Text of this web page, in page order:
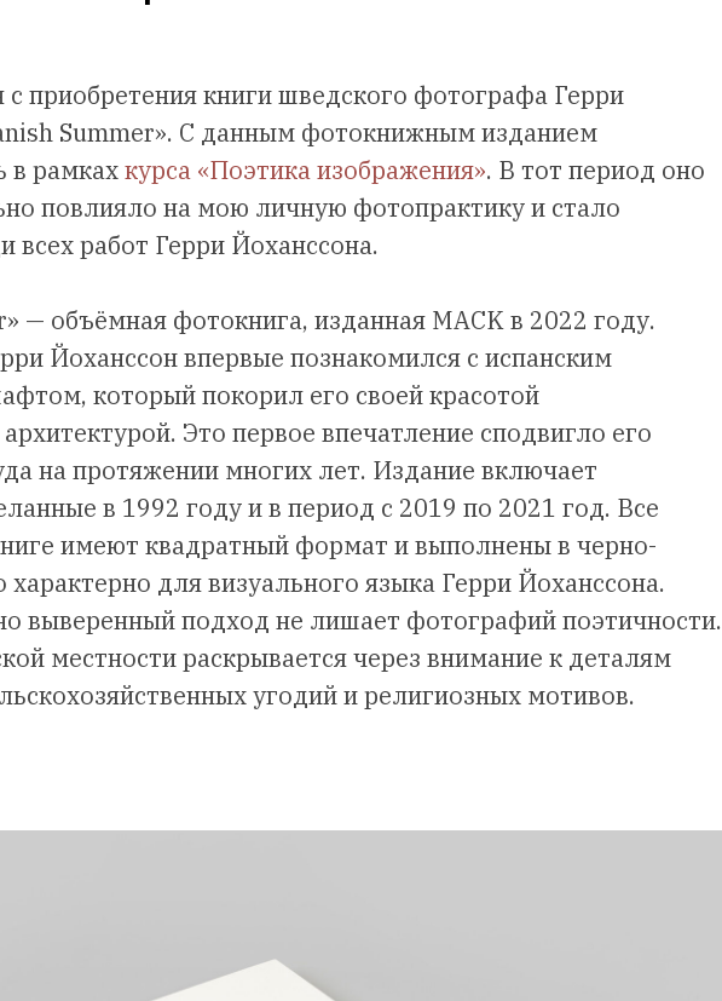
приобретения книги шведского фотографа Герри
Summer». С данным фотокнижным изданием
в рамкахкурса «Поэтика изображения». В тот период оно
повлияло на мою личную фотопрактику и стало
всех работ Герри Йоханссона.
— объёмная фотокнига, изданная MACK в 2022 году.
Йоханссон впервые познакомился с испанским
который покорил его своей красотой
Это первое впечатление сподвигло его
на протяжении многих лет. Издание включает
в 1992 году и в период с 2019 по 2021 год. Все
имеют квадратный формат и выполнены в черно-
характерно для визуального языка Герри Йоханссона.
выверенный подход не лишает фотографий поэтичности.
местности раскрывается через внимание к деталям
угодий и религиозных мотивов.